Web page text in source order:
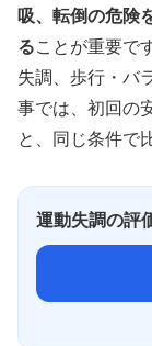
吸、転倒の危険
ることが重要で
失調、歩行・バ
事では、初回の
と、同じ条件で
運動失調の評